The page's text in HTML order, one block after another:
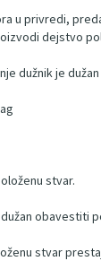
u privredi,
dejstvo
dužnik je
stvar.
obavestiti
stvar